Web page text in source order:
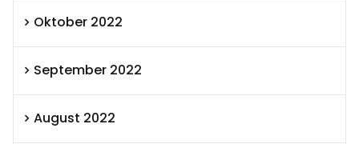
Oktober 2022
September 2022
August 2022